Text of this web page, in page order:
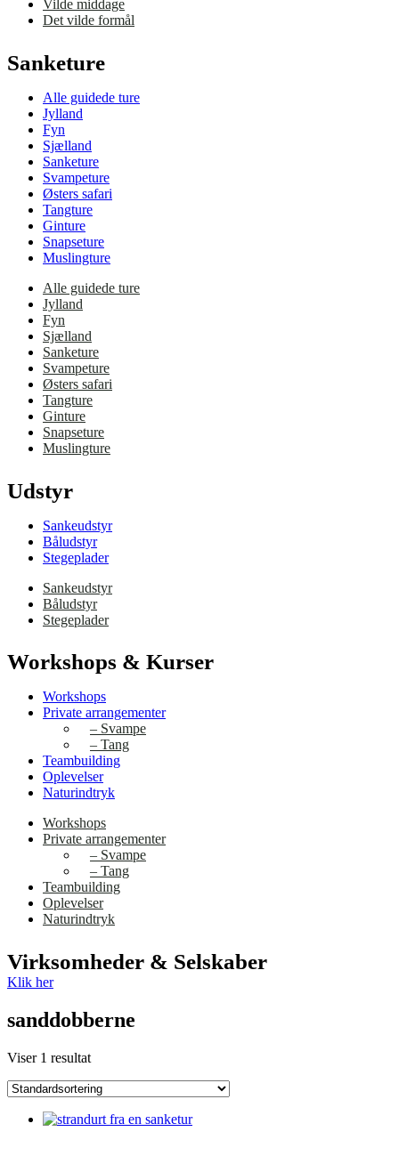
Vilde middage
Det vilde formål
Sanketure
Alle guidede ture
Jylland
Fyn
Sjælland
Sanketure
Svampeture
Østers safari
Tangture
Ginture
Snapseture
Muslingture
Alle guidede ture
Jylland
Fyn
Sjælland
Sanketure
Svampeture
Østers safari
Tangture
Ginture
Snapseture
Muslingture
Udstyr
Sankeudstyr
Båludstyr
Stegeplader
Sankeudstyr
Båludstyr
Stegeplader
Workshops & Kurser
Workshops
Private arrangementer
– Svampe
– Tang
Teambuilding
Oplevelser
Naturindtryk
Workshops
Private arrangementer
– Svampe
– Tang
Teambuilding
Oplevelser
Naturindtryk
Virksomheder & Selskaber
Klik her
sanddobberne
Viser 1 resultat